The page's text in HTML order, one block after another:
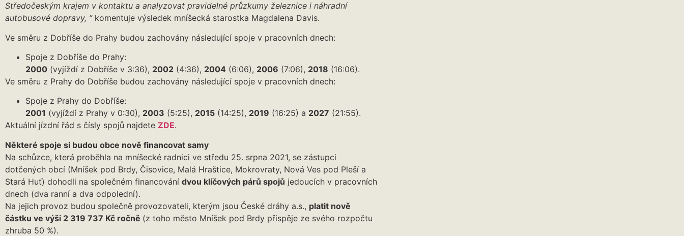
Středočeským krajem v kontaktu a analyzovat pravidelné průzkumy železnice i náhradní
autobusové dopravy, “komentuje výsledek mníšecká starostka Magdalena Davis.
Ve směru z Dobříše do Prahy budou zachovány následující spoje v pracovních dnech:
Spoje z Dobříše do Prahy:
2000 (vyjíždí z Dobříše v 3:36), 2002 (4:36), 2004 (6:06), 2006 (7:06), 2018 (16:06).
Ve směru z Prahy do Dobříše budou zachovány následující spoje v pracovních dnech:
Spoje z Prahy do Dobříše:
2001 (vyjíždí z Prahy v 0:30), 2003 (5:25), 2015 (14:25), 2019 (16:25) a 2027 (21:55).
Aktuální jízdní řád s čísly spojů najdete ZDE.
Některé spoje si budou obce nově financovat samy
Na schůzce, která proběhla na mníšecké radnici ve středu 25. srpna 2021, se zástupci
dotčených obcí (Mníšek pod Brdy, Čisovice, Malá Hraštice, Mokrovraty, Nová Ves pod Pleší a
Stará Huť) dohodli na společném financování dvou klíčových párů spojů jedoucích v pracovních
dnech (dva ranní a dva odpolední).
Na jejich provoz budou společně provozovateli, kterým jsou České dráhy a.s., platit nově
částku ve výši 2 319 737 Kč ročně (z toho město Mníšek pod Brdy přispěje ze svého rozpočtu
zhruba 50 %).